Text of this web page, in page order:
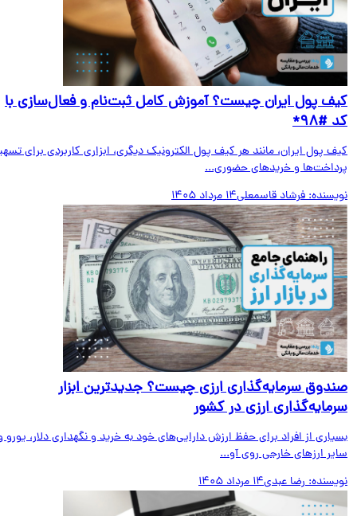
پول ایران چیست؟ آموزش کامل ثبت‌نام و فعال‌سازی با
پول ایران، مانند هر کیف پول الکترونیک دیگری، ابزاری کاربردی برای تسهیل
و خریدهای حضوری...
فرشاد قاسمعلی14 مرداد 1405
سرمایه‌گذاری ارزی چیست؟ جدیدترین ابزار
ارزی در کشور
از افراد برای حفظ ارزش دارایی‌های خود به خرید و نگهداری دلار، یورو و
ارزهای خارجی روی آو...
رضا عبدی14 مرداد 1405